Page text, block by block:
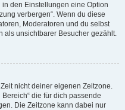
den Einstellungen eine Option
verbergen“. Wenn du diese
Moderatoren und du selbst
als unsichtbarer Besucher gezählt.
nicht deiner eigenen Zeitzone.
die für dich passende
Die Zeitzone kann dabei nur